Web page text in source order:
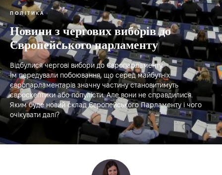
ПОЛІТИКА
Новини з чергових виборів до
Європейського парламенту
Відбулися чергові вибори до Європарламенту.
Їм передували побоювання, що серед майбутніх
європарламентарів значну частину становитимуть
євроскептики або популісти. Але вони не справдилися.
Яким буде новий склад Європейського Парламенту і чого
очікувати далі?